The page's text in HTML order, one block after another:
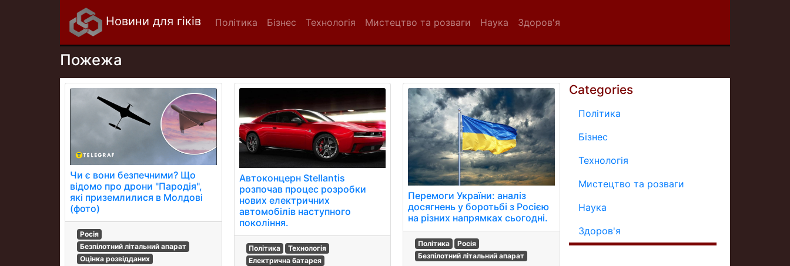
Новини для гіків Політика Бізнес Технологія Мистецтво та розваги Наука Здоров'я
Пожежа
Чи є вони безпечними? Що
відомо про дрони "Пародія",
які приземлилися в Молдові
(фото)
Росія
Безпілотний літальний апарат
Оцінка розвідданих
Автоконцерн Stellantis
розпочав процес розробки
нових електричних
автомобілів наступного
покоління.
Політика
Технологія
Електрична батарея
Перемоги України: аналіз
досягнень у боротьбі з Росією
на різних напрямках сьогодні.
Політика
Росія
Безпілотний літальний апарат
Categories
Політика
Бізнес
Технологія
Мистецтво та розваги
Наука
Здоров'я